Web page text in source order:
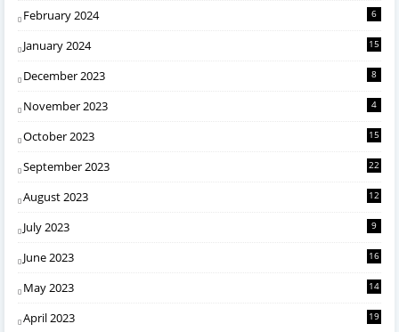
February 2024 6
January 2024 15
December 2023 8
November 2023 4
October 2023 15
September 2023 22
August 2023 12
July 2023 9
June 2023 16
May 2023 14
April 2023 19